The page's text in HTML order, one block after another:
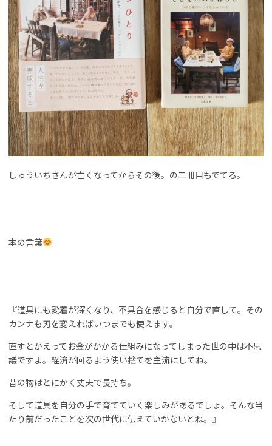
しゅういちさんが亡くなってからその後。の二冊目もでてる。
本の言葉
『道具にも愛着が深くなり、不具合を感じると自分で直して。その
カンナも刃を変えればいつまでも使えます。
直すとかえってお金がかかる仕組みになってしまった世の中は不思
議ですよ。経済が回るよう使い捨てを主流にしてね。
昔の物はとにかく丈夫で長持ち。
そして道具を自分の手で育てていく楽しみがあるでしょ。そんな当
たり前だったことを次の世代に伝えていかないとね。』